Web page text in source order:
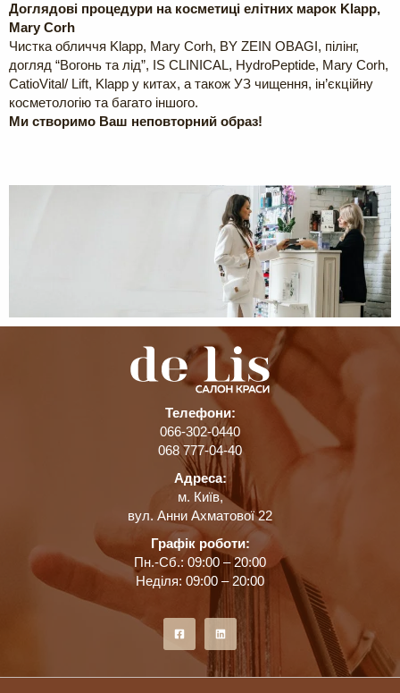
Доглядові процедури на косметиці елітних марок Klapp,
Mary Corh
Чистка обличчя Klapp, Mary Corh, BY ZEIN OBAGI, пілінг,
догляд “Вогонь та лід”, IS CLINICAL, HydroPeptidе, Mary Corh,
CatioVital/ Lift, Klapp у китах, а також УЗ чищення, ін’єкційну
косметологію та багато іншого.
Ми створимо Ваш неповторний образ!
Телефони:
066-302-0440
068 777-04-40
Адреса:
м. Київ,
вул. Анни Ахматової 22
Графік роботи:
Пн.-Сб.: 09:00 – 20:00
Неділя: 09:00 – 20:00